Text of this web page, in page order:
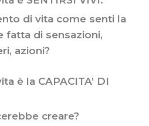
di vita come senti la
fatta di sensazioni,
azioni?
è la CAPACITA’ DI
creare?